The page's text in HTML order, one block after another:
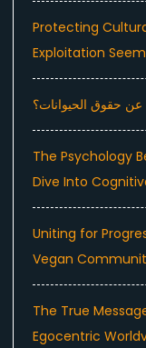
Protecting
Exploitation
عن حقوق الحيوانات؟
The Psychology
Dive Into
Uniting for
Vegan
The True
Egocentric